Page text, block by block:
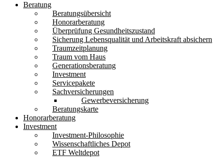
Beratung
Beratungsübersicht
Honorarberatung
Überprüfung Gesundheitszustand
Sicherung Lebensqualität und Arbeitskraft absichern
Traumzeitplanung
Traum vom Haus
Generationsberatung
Investment
Servicepakete
Sachversicherungen
Gewerbeversicherung
Beratungskarte
Honorarberatung
Investment
Investment-Philosophie
Wissenschaftliches Depot
ETF Weltdepot